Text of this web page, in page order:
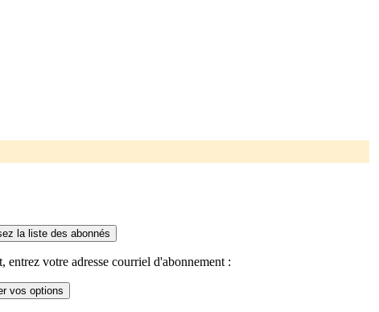
votre adresse courriel d'abonnement :